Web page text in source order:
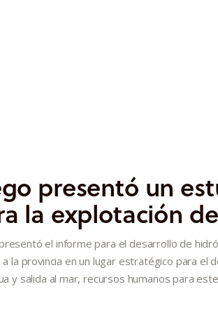
presentó un
la explotación
el informe para el desarrollo de
la provincia en un lugar estratégico para el
y salida al mar, recursos humanos para